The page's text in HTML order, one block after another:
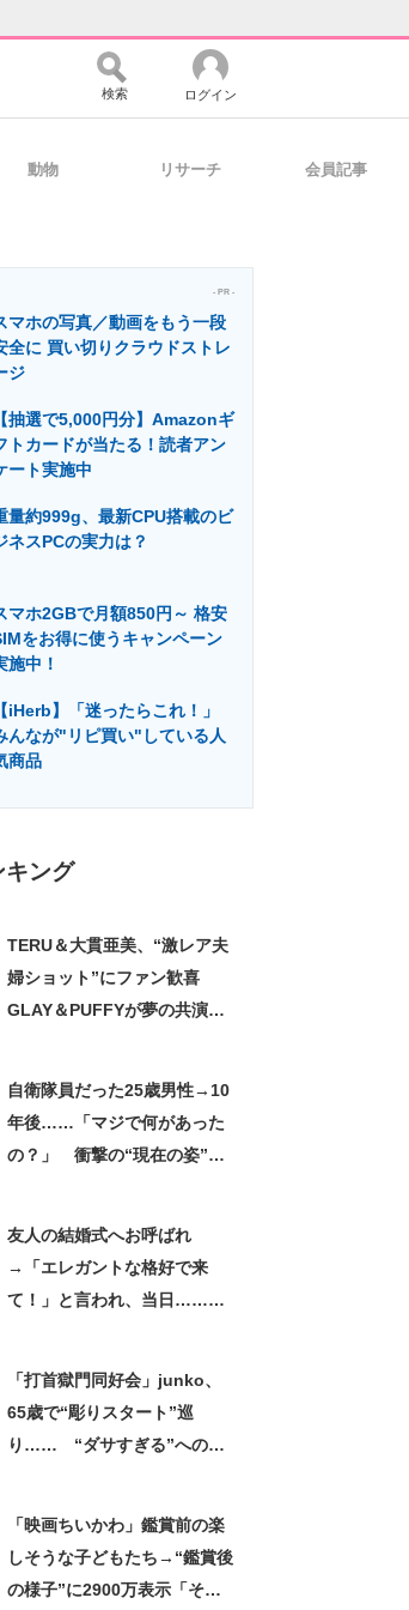
マーケ×ITの今がよく分かる
建設×テクノロジーの最前線
検索 ログイン
動物 リサーチ 会員記事
- PR -
マホの写真／動画をもう一段
全に 買い切りクラウドストレ
ジ
【抽選で5,000円分】Amazonギ
トカードが当たる！読者アン
ート実施中
量約999g、最新CPU搭載のビ
ネスPCの実力は？
マホ2GBで月額850円～ 格安
をお得に使うキャンペーン
施中！
【iHerb】「迷ったらこれ！」
んなが"リピ買い"している人
商品
キング
TERU＆大貫亜美、“激レア夫
婦ショット”にファン歓喜
GLAY＆PUFFYが夢の共演
自衛隊員だった25歳男性→10
年後……「マジで何があった
の？」 衝撃の“現在の姿”が
友人の結婚式へお呼ばれ
→「エレガントな格好で来
て！」と言われ、当日……ま
「打首獄門同好会」junko、
65歳で“彫りスタート”巡
り…… “ダサすぎる”への持
「映画ちいかわ」鑑賞前の楽
しそうな子どもたち→“鑑賞後
の様子”に2900万表示「そう